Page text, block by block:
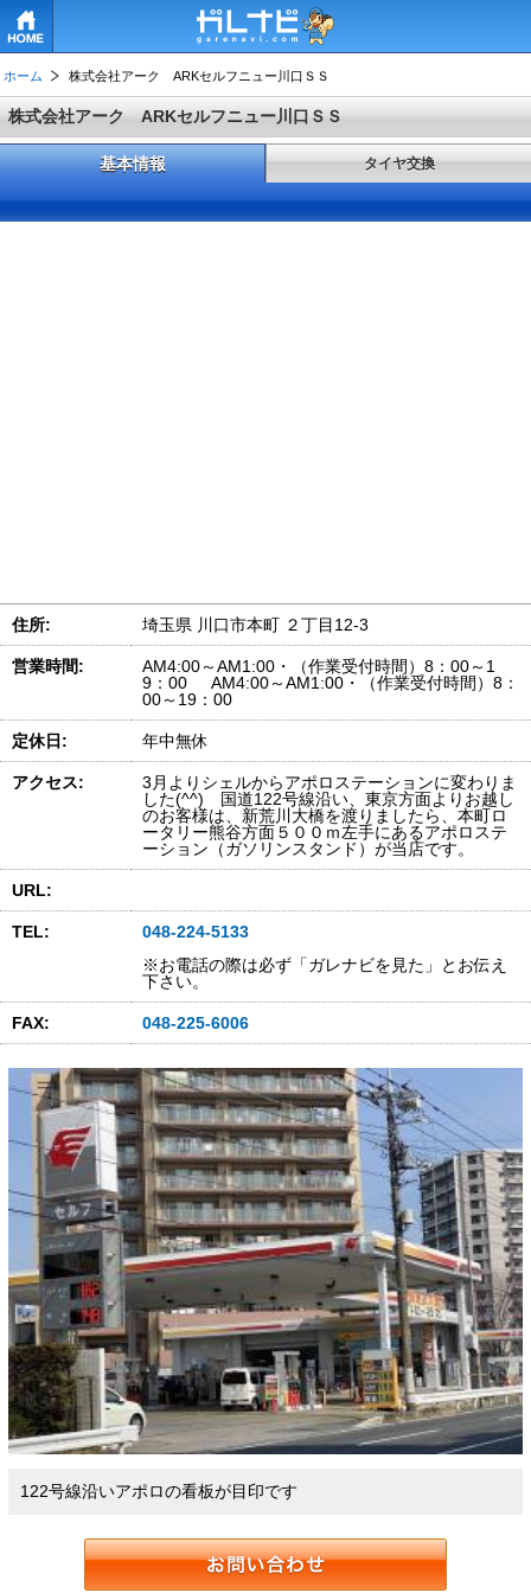
ホーム 株式会社アーク ARKセルフニュー川口ＳＳ
株式会社アーク ARKセルフニュー川口ＳＳ
基本情報 タイヤ交換
住所: 埼玉県 川口市本町 ２丁目12-3
営業時間:
AM4:00～AM1:00・（作業受付時間）8：00～1
9：00 AM4:00～AM1:00・（作業受付時間）8：
00～19：00
定休日: 年中無休
アクセス:
3月よりシェルからアポロステーションに変わりま
した(^^) 国道122号線沿い、東京方面よりお越し
のお客様は、新荒川大橋を渡りましたら、本町ロ
ータリー熊谷方面５００ｍ左手にあるアポロステ
ーション（ガソリンスタンド）が当店です。
URL:
TEL:
048-224-5133
※お電話の際は必ず「ガレナビを見た」とお伝え
下さい。
FAX: 048-225-6006
122号線沿いアポロの看板が目印です